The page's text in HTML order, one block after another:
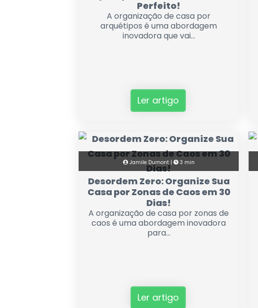
Perfeito!
A organização de casa por
arquétipos é uma abordagem
inovadora que vai...
Ler artigo
Jamile Dumont | 3 min
Desordem Zero: Organize Sua
Casa por Zonas de Caos em 30
Dias!
A organização de casa por zonas de
caos é uma abordagem inovadora
para...
Ler artigo